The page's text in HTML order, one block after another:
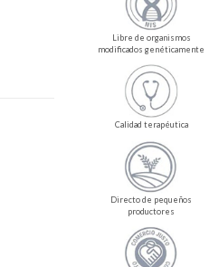
Libre de organismos
modificados genéticamente
Calidad terapéutica
Directo de pequeños
productores